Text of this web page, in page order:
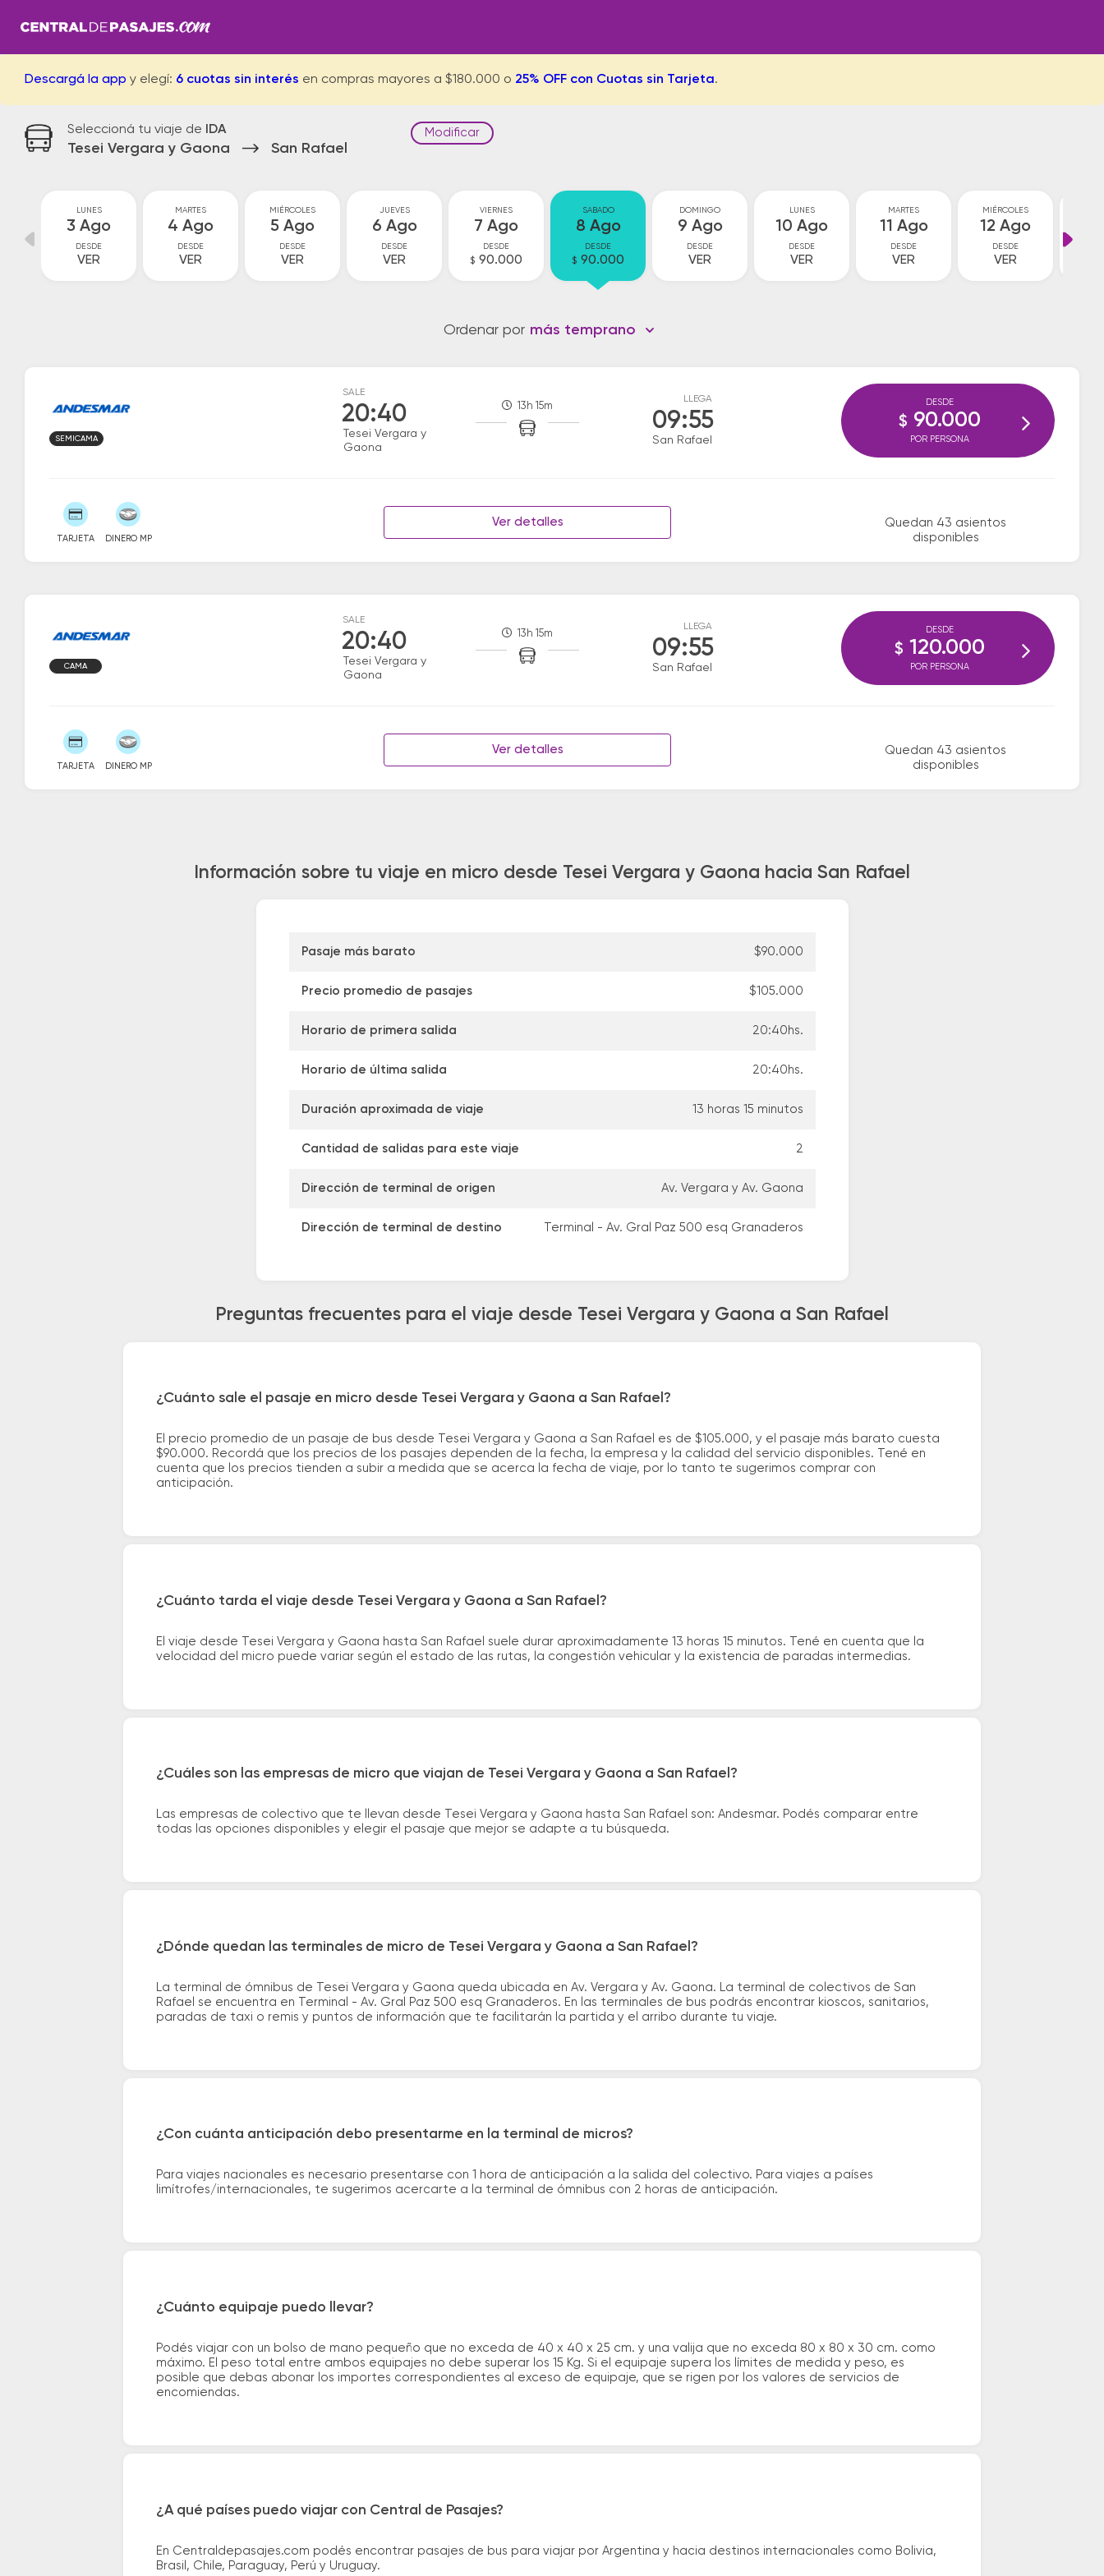
Descargá la app y elegí: 6 cuotas sin interés en compras mayores a $180.000 o 25% OFF con Cuotas sin Tarjeta.
Seleccioná tu viaje de IDA
Tesei Vergara y Gaona San Rafael
Modificar
LUNES
3 Ago
DESDE
VER
MARTES
4 Ago
DESDE
VER
MIÉRCOLES
5 Ago
DESDE
VER
JUEVES
6 Ago
DESDE
VER
VIERNES
7 Ago
DESDE
$ 90.000
SABADO
8 Ago
DESDE
$ 90.000
DOMINGO
9 Ago
DESDE
VER
LUNES
10 Ago
DESDE
VER
MARTES
11 Ago
DESDE
VER
MIÉRCOLES
12 Ago
DESDE
VER
Ordenar por más temprano
SALE
20:40
Tesei Vergara y
Gaona
13h 15m
LLEGA
09:55
San Rafael
SEMICAMA
TARJETA DINERO MP
Ver detalles
Quedan 43 asientos
disponibles
DESDE
$ 90.000
POR PERSONA
SALE
20:40
Tesei Vergara y
Gaona
13h 15m
LLEGA
09:55
San Rafael
CAMA
TARJETA DINERO MP
Ver detalles
Quedan 43 asientos
disponibles
DESDE
$ 120.000
POR PERSONA
Información sobre tu viaje en micro desde Tesei Vergara y Gaona hacia San Rafael
Pasaje más barato $90.000
Precio promedio de pasajes $105.000
Horario de primera salida 20:40hs.
Horario de última salida 20:40hs.
Duración aproximada de viaje 13 horas 15 minutos
Cantidad de salidas para este viaje 2
Dirección de terminal de origen Av. Vergara y Av. Gaona
Dirección de terminal de destino Terminal - Av. Gral Paz 500 esq Granaderos
Preguntas frecuentes para el viaje desde Tesei Vergara y Gaona a San Rafael
¿Cuánto sale el pasaje en micro desde Tesei Vergara y Gaona a San Rafael?
El precio promedio de un pasaje de bus desde Tesei Vergara y Gaona a San Rafael es de $105.000, y el pasaje más barato cuesta
$90.000. Recordá que los precios de los pasajes dependen de la fecha, la empresa y la calidad del servicio disponibles. Tené en
cuenta que los precios tienden a subir a medida que se acerca la fecha de viaje, por lo tanto te sugerimos comprar con
anticipación.
¿Cuánto tarda el viaje desde Tesei Vergara y Gaona a San Rafael?
El viaje desde Tesei Vergara y Gaona hasta San Rafael suele durar aproximadamente 13 horas 15 minutos. Tené en cuenta que la
velocidad del micro puede variar según el estado de las rutas, la congestión vehicular y la existencia de paradas intermedias.
¿Cuáles son las empresas de micro que viajan de Tesei Vergara y Gaona a San Rafael?
Las empresas de colectivo que te llevan desde Tesei Vergara y Gaona hasta San Rafael son: Andesmar. Podés comparar entre
todas las opciones disponibles y elegir el pasaje que mejor se adapte a tu búsqueda.
¿Dónde quedan las terminales de micro de Tesei Vergara y Gaona a San Rafael?
La terminal de ómnibus de Tesei Vergara y Gaona queda ubicada en Av. Vergara y Av. Gaona. La terminal de colectivos de San
Rafael se encuentra en Terminal - Av. Gral Paz 500 esq Granaderos. En las terminales de bus podrás encontrar kioscos, sanitarios,
paradas de taxi o remis y puntos de información que te facilitarán la partida y el arribo durante tu viaje.
¿Con cuánta anticipación debo presentarme en la terminal de micros?
Para viajes nacionales es necesario presentarse con 1 hora de anticipación a la salida del colectivo. Para viajes a países
limítrofes/internacionales, te sugerimos acercarte a la terminal de ómnibus con 2 horas de anticipación.
¿Cuánto equipaje puedo llevar?
Podés viajar con un bolso de mano pequeño que no exceda de 40 x 40 x 25 cm. y una valija que no exceda 80 x 80 x 30 cm. como
máximo. El peso total entre ambos equipajes no debe superar los 15 Kg. Si el equipaje supera los límites de medida y peso, es
posible que debas abonar los importes correspondientes al exceso de equipaje, que se rigen por los valores de servicios de
encomiendas.
¿A qué países puedo viajar con Central de Pasajes?
En Centraldepasajes.com podés encontrar pasajes de bus para viajar por Argentina y hacia destinos internacionales como Bolivia,
Brasil, Chile, Paraguay, Perú y Uruguay.